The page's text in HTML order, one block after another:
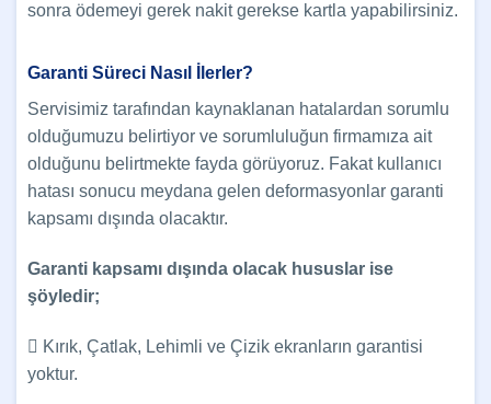
sonra ödemeyi gerek nakit gerekse kartla yapabilirsiniz.
Garanti Süreci Nasıl İlerler?
Servisimiz tarafından kaynaklanan hatalardan sorumlu
olduğumuzu belirtiyor ve sorumluluğun firmamıza ait
olduğunu belirtmekte fayda görüyoruz. Fakat kullanıcı
hatası sonucu meydana gelen deformasyonlar garanti
kapsamı dışında olacaktır.
Garanti kapsamı dışında olacak hususlar ise
şöyledir;
 Kırık, Çatlak, Lehimli ve Çizik ekranların garantisi
yoktur.